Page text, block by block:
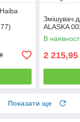
Змішувач
ALASKA
В
2 215,95
Показати ще